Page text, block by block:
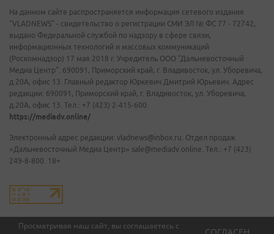
Просматривая наш сайт, вы соглашаетесь с
На данном сайте распространяется информация сетевого издания
"VLADNEWS" - свидетельство о регистрации СМИ ЭЛ № ФС 77 - 72742,
выдано Федеральной службой по надзору в сфере связи,
информационных технологий и массовых коммуникаций
(Роскомнадзор) 17 мая 2018 г. Учредитель ООО "Дальневосточный
Медиа Центр". 690091, Приморский край, г. Владивосток, ул. Уборевича,
д.20А, офис 13. Главный редактор Юркевич Дмитрий Юрьевич. Адрес
редакции: 690091, Приморский край, г. Владивосток, ул. Уборевича,
д.20А, офис 13. Тел.: +7 (423) 2-415-600.
https://mediadv.online/
Электронный адрес редакции: vladnews@inbox.ru. Отдел продаж
«Дальневосточный Медиа Центр» sale@mediadv.online. Тел.: +7 (423)
249-8-800. 18+